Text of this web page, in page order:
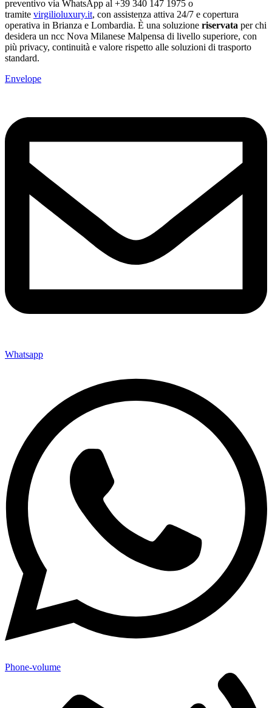
preventivo via WhatsApp al +39 340 147 1975 o
tramite virgilioluxury.it, con assistenza attiva 24/7 e copertura
operativa in Brianza e Lombardia. È una soluzione riservata per chi
desidera un ncc Nova Milanese Malpensa di livello superiore, con
più privacy, continuità e valore rispetto alle soluzioni di trasporto
standard.
Envelope
Whatsapp
Phone-volume